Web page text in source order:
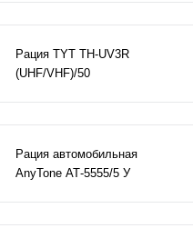
Рация TYT TH-UV3R
(UHF/VHF)/50
Рация автомобильная
AnyTone АТ-5555/5 У